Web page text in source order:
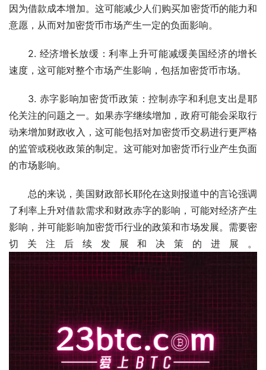
因为借款成本增加。这可能减少人们购买加密货币的能力和
意愿，从而对加密货币市场产生一定的负面影响。
2. 经济增长放缓：利率上升可能减缓美国经济的增长
速度，这可能对整个市场产生影响，包括加密货币市场。
3. 赤字影响加密货币政策：控制赤字和利息支出是耶
伦关注的问题之一。如果赤字继续增加，政府可能会采取行
动来增加财政收入，这可能包括对加密货币交易进行更严格
的监管或税收政策的制定。这可能对加密货币行业产生负面
的市场影响。
总的来说，美国财政部长耶伦在这则报道中的言论强调
了利率上升对借款需求和财政赤字的影响，可能对经济产生
影响，并可能影响加密货币行业的政策和市场发展。需要密
切关注后续发展和决策的进展。